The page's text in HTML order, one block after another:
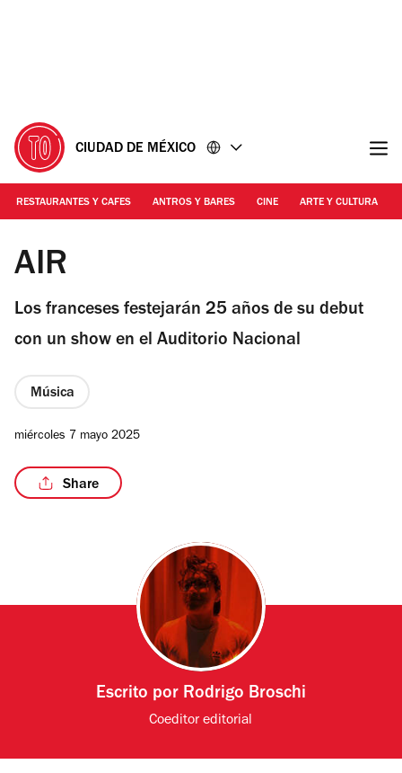
CIUDAD DE MÉXICO
RESTAURANTES Y CAFES ANTROS Y BARES CINE ARTE Y CULTURA
Foto: Cortesía
AIR
Los franceses festejarán 25 años de su debut
con un show en el Auditorio Nacional
Música
miércoles 7 mayo 2025
Share
Escrito por Rodrigo Broschi
Coeditor editorial